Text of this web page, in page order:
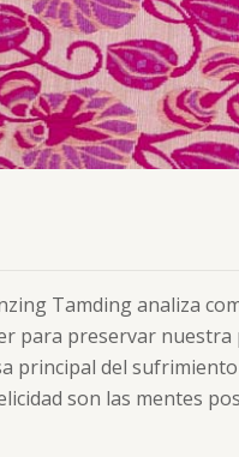
Tamding analiza
para preservar nuestra
principal del
son las mentes